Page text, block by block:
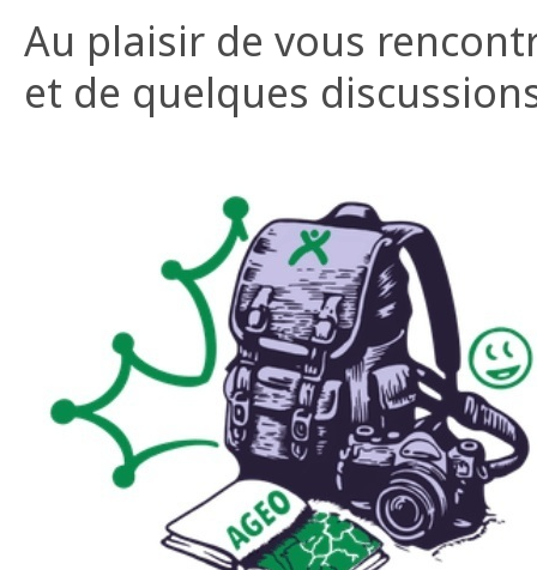
Au plaisir de vous
et de quelques